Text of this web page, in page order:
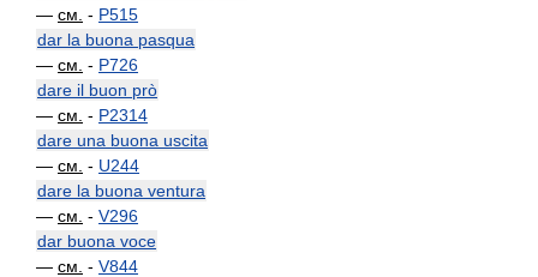
— см. - P515
dar la buona pasqua
— см. - P726
dare il buon prò
— см. - P2314
dare una buona uscita
— см. - U244
dare la buona ventura
— см. - V296
dar buona voce
— см. - V844